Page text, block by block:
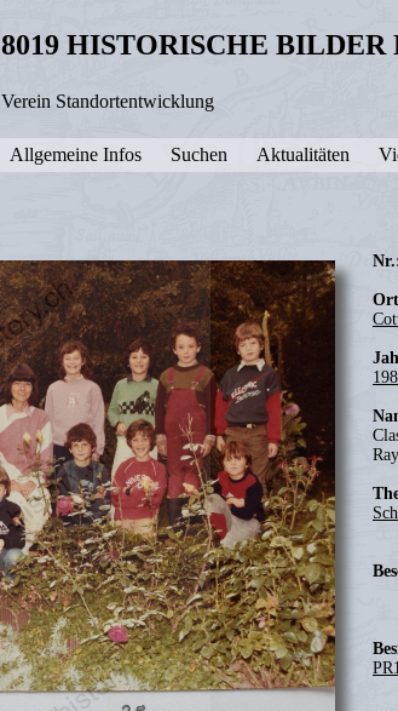
8019 HISTORISCHE
Verein Standortentwicklung
Allgemeine Infos Suchen Aktualitäten